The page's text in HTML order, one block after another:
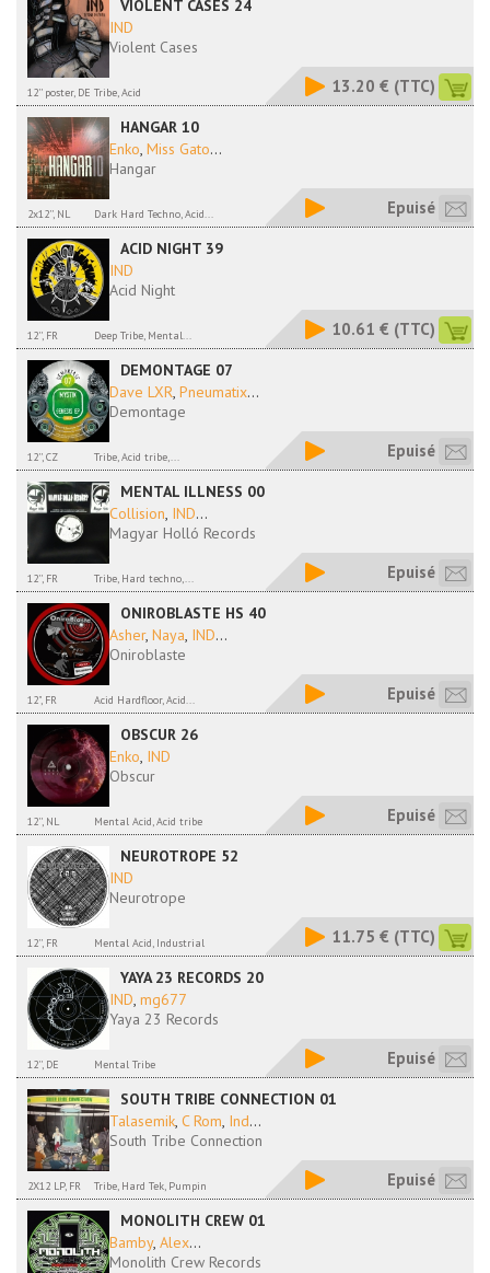
VIOLENT CASES 24
IND
Violent Cases
12'' poster, DE Tribe, Acid 13.20 € (TTC)
HANGAR 10
Enko, Miss Gato...
Hangar
2x12'', NL Dark Hard Techno, Acid... Epuisé
ACID NIGHT 39
IND
Acid Night
12'', FR Deep Tribe, Mental... 10.61 € (TTC)
DEMONTAGE 07
Dave LXR, Pneumatix...
Demontage
12'', CZ Tribe, Acid tribe,... Epuisé
MENTAL ILLNESS 00
Collision, IND...
Magyar Holló Records
12'', FR Tribe, Hard techno,... Epuisé
ONIROBLASTE HS 40
Asher, Naya, IND...
Oniroblaste
12", FR Acid Hardfloor, Acid... Epuisé
OBSCUR 26
Enko, IND
Obscur
12'', NL Mental Acid, Acid tribe Epuisé
NEUROTROPE 52
IND
Neurotrope
12'', FR Mental Acid, Industrial 11.75 € (TTC)
YAYA 23 RECORDS 20
IND, mg677
Yaya 23 Records
12'', DE Mental Tribe Epuisé
SOUTH TRIBE CONNECTION 01
Talasemik, C Rom, Ind...
South Tribe Connection
2X12 LP, FR Tribe, Hard Tek, Pumpin Epuisé
MONOLITH CREW 01
Bamby, Alex...
Monolith Crew Records